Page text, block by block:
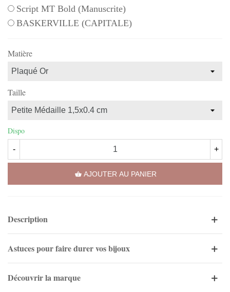
Script MT Bold (Manuscrite)
BASKERVILLE (CAPITALE)
Matière
Taille
Dispo
- +
AJOUTER AU PANIER
Description
Astuces pour faire durer vos bijoux
Découvrir la marque